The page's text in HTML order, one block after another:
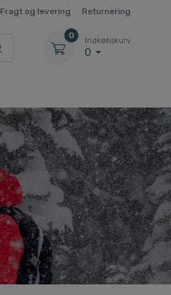
Fragt og levering Returnering
0
Indkøbskurv
0